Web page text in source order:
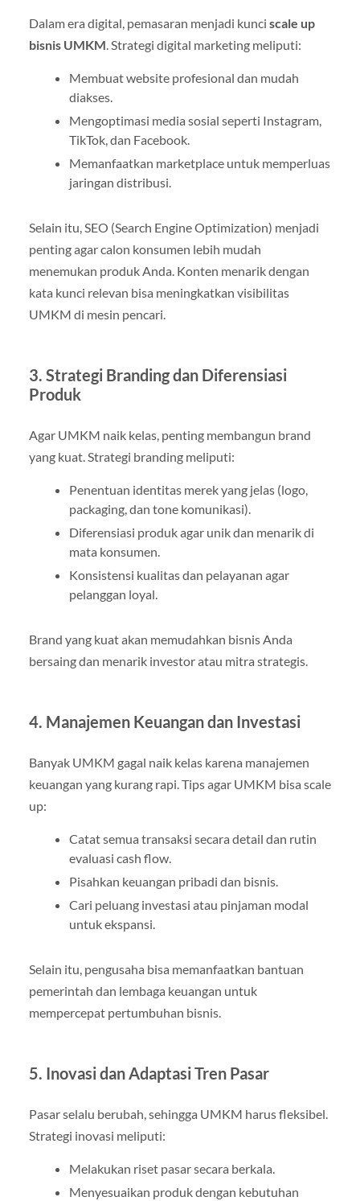
Dalam era digital, pemasaran menjadi kunci scale up
bisnis UMKM . Strategi digital marketing meliputi:
Membuat website profesional dan mudah
diakses.
Mengoptimasi media sosial seperti Instagram,
TikTok, dan Facebook.
Memanfaatkan marketplace untuk memperluas
jaringan distribusi.
Selain itu, SEO (Search Engine Optimization) menjadi
penting agar calon konsumen lebih mudah
menemukan produk Anda. Konten menarik dengan
kata kunci relevan bisa meningkatkan visibilitas
UMKM di mesin pencari.
3. Strategi Branding dan Diferensiasi
Produk
Agar UMKM naik kelas, penting membangun brand
yang kuat. Strategi branding meliputi:
Penentuan identitas merek yang jelas (logo,
packaging, dan tone komunikasi).
Diferensiasi produk agar unik dan menarik di
mata konsumen.
Konsistensi kualitas dan pelayanan agar
pelanggan loyal.
Brand yang kuat akan memudahkan bisnis Anda
bersaing dan menarik investor atau mitra strategis.
4. Manajemen Keuangan dan Investasi
Banyak UMKM gagal naik kelas karena manajemen
keuangan yang kurang rapi. Tips agar UMKM bisa scale
up:
Catat semua transaksi secara detail dan rutin
evaluasi cash flow.
Pisahkan keuangan pribadi dan bisnis.
Cari peluang investasi atau pinjaman modal
untuk ekspansi.
Selain itu, pengusaha bisa memanfaatkan bantuan
pemerintah dan lembaga keuangan untuk
mempercepat pertumbuhan bisnis.
5. Inovasi dan Adaptasi Tren Pasar
Pasar selalu berubah, sehingga UMKM harus fleksibel.
Strategi inovasi meliputi:
Melakukan riset pasar secara berkala.
Menyesuaikan produk dengan kebutuhan